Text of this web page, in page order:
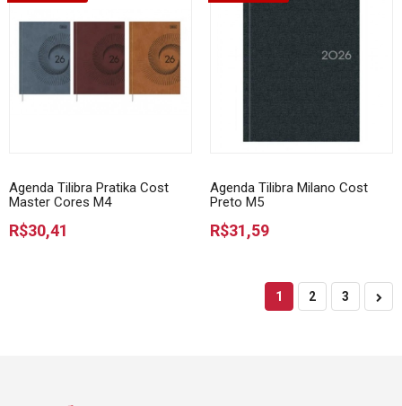
Agenda Tilibra Pratika Cost
Master Cores M4
R$30,41
Agenda Tilibra Milano Cost
Preto M5
R$31,59
1 2 3